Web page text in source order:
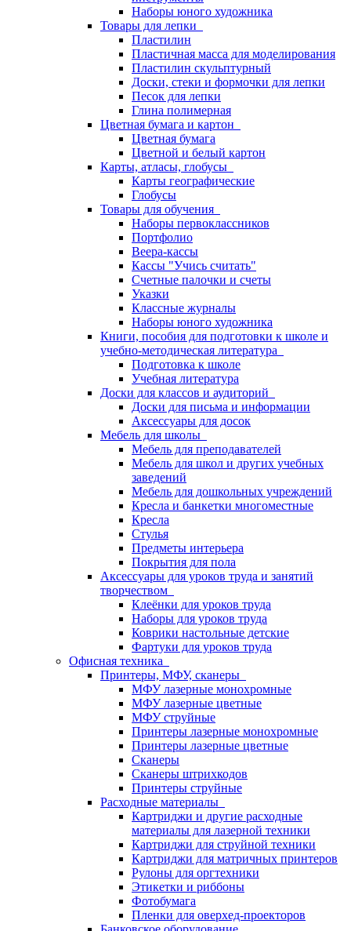
Наборы юного художника
Товары для лепки
Пластилин
Пластичная масса для моделирования
Пластилин скульптурный
Доски, стеки и формочки для лепки
Песок для лепки
Глина полимерная
Цветная бумага и картон
Цветная бумага
Цветной и белый картон
Карты, атласы, глобусы
Карты географические
Глобусы
Товары для обучения
Наборы первоклассников
Портфолио
Веера-кассы
Кассы "Учись считать"
Счетные палочки и счеты
Указки
Классные журналы
Наборы юного художника
Книги, пособия для подготовки к школе и
учебно-методическая литература
Подготовка к школе
Учебная литература
Доски для классов и аудиторий
Доски для письма и информации
Аксессуары для досок
Мебель для школы
Мебель для преподавателей
Мебель для школ и других учебных
заведений
Мебель для дошкольных учреждений
Кресла и банкетки многоместные
Кресла
Стулья
Предметы интерьера
Покрытия для пола
Аксессуары для уроков труда и занятий
творчеством
Клеёнки для уроков труда
Наборы для уроков труда
Коврики настольные детские
Фартуки для уроков труда
Офисная техника
Принтеры, МФУ, сканеры
МФУ лазерные монохромные
МФУ лазерные цветные
МФУ струйные
Принтеры лазерные монохромные
Принтеры лазерные цветные
Сканеры
Сканеры штрихкодов
Принтеры струйные
Расходные материалы
Картриджи и другие расходные
материалы для лазерной техники
Картриджи для струйной техники
Картриджи для матричных принтеров
Рулоны для оргтехники
Этикетки и риббоны
Фотобумага
Пленки для оверхед-проекторов